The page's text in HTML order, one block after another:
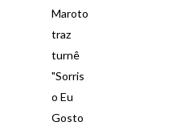
Maroto
traz
turnê
"Sorris
o Eu
Gosto